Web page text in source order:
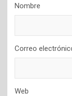
Nombre
Correo
Web